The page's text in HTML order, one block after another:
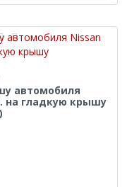
автомобиля
на гладкую крышу